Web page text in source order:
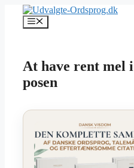
indhold
Menu
At have rent mel i
posen